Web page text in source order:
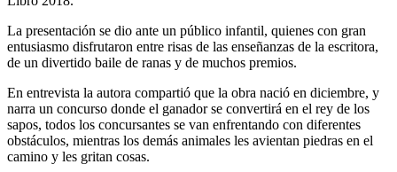
La presentación se dio ante un público infantil, quienes con gran
entusiasmo disfrutaron entre risas de las enseñanzas de la escritora,
de un divertido baile de ranas y de muchos premios.
En entrevista la autora compartió que la obra nació en diciembre, y
narra un concurso donde el ganador se convertirá en el rey de los
sapos, todos los concursantes se van enfrentando con diferentes
obstáculos, mientras los demás animales les avientan piedras en el
camino y les gritan cosas.